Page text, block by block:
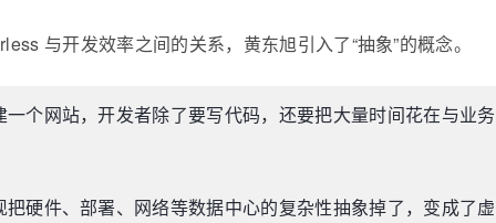
与开发效率之间的关系，黄东旭引入了“抽象”的概念。
一个网站，开发者除了要写代码，还要把大量时间花在与
硬件、部署、网络等数据中心的复杂性抽象掉了，变成了